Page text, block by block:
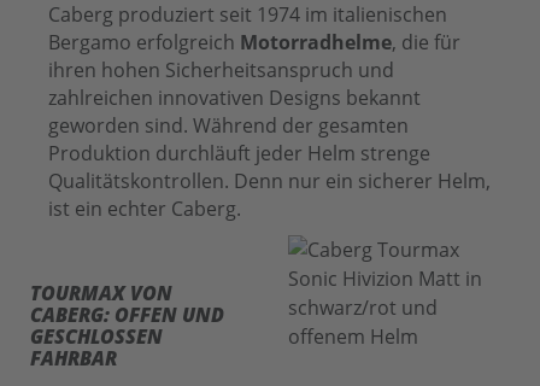
Caberg produziert seit 1974 im italienischen
Bergamo erfolgreich Motorradhelme, die für
ihren hohen Sicherheitsanspruch und
zahlreichen innovativen Designs bekannt
geworden sind. Während der gesamten
Produktion durchläuft jeder Helm strenge
Qualitätskontrollen. Denn nur ein sicherer Helm,
ist ein echter Caberg.
TOURMAX VON
CABERG: OFFEN UND
GESCHLOSSEN
FAHRBAR